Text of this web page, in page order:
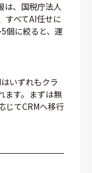
は、国税庁法人
すべてAI任せに
個に絞ると、運
いずれもクラ
ます。まずは無
じてCRMへ移行